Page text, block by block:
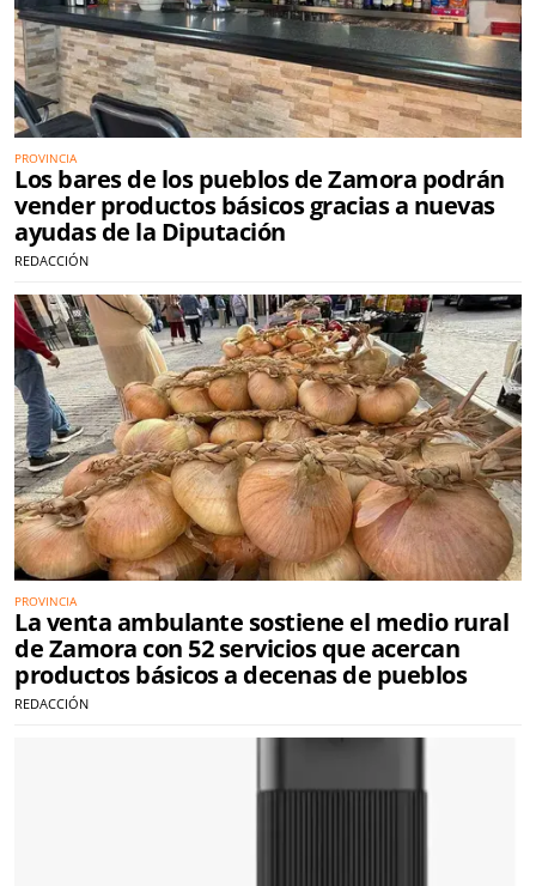
PROVINCIA
Los bares de los pueblos de Zamora podrán
vender productos básicos gracias a nuevas
ayudas de la Diputación
REDACCIÓN
PROVINCIA
La venta ambulante sostiene el medio rural
de Zamora con 52 servicios que acercan
productos básicos a decenas de pueblos
REDACCIÓN